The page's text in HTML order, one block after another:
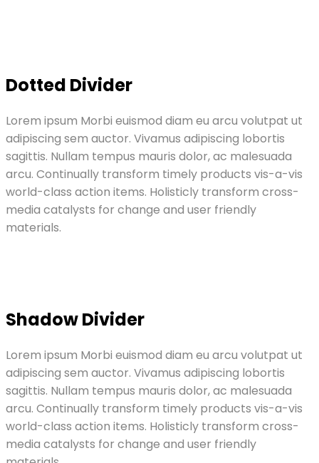
Dotted Divider
Lorem ipsum Morbi euismod diam eu arcu volutpat ut
adipiscing sem auctor. Vivamus adipiscing lobortis
sagittis. Nullam tempus mauris dolor, ac malesuada
arcu. Continually transform timely products vis-a-vis
world-class action items. Holisticly transform cross-
media catalysts for change and user friendly
materials.
Shadow Divider
Lorem ipsum Morbi euismod diam eu arcu volutpat ut
adipiscing sem auctor. Vivamus adipiscing lobortis
sagittis. Nullam tempus mauris dolor, ac malesuada
arcu. Continually transform timely products vis-a-vis
world-class action items. Holisticly transform cross-
media catalysts for change and user friendly